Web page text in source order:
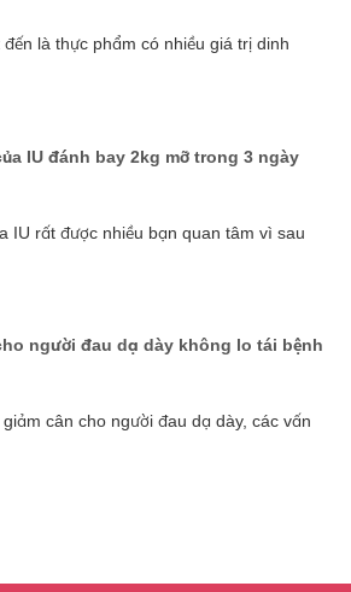
là thực phẩm có nhiều giá trị dinh
IU đánh bay 2kg mỡ trong 3 ngày
IU rất được nhiều bạn quan tâm vì sau
người đau dạ dày không lo tái bệnh
cân cho người đau dạ dày, các vấn